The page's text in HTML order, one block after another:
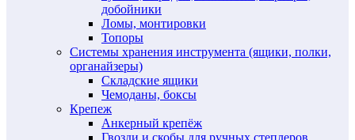
добойники
Ломы, монтировки
Топоры
Системы хранения инструмента (ящики, полки,
органайзеры)
Складские ящики
Чемоданы, боксы
Крепеж
Анкерный крепёж
Гвозди и скобы для ручных степлеров